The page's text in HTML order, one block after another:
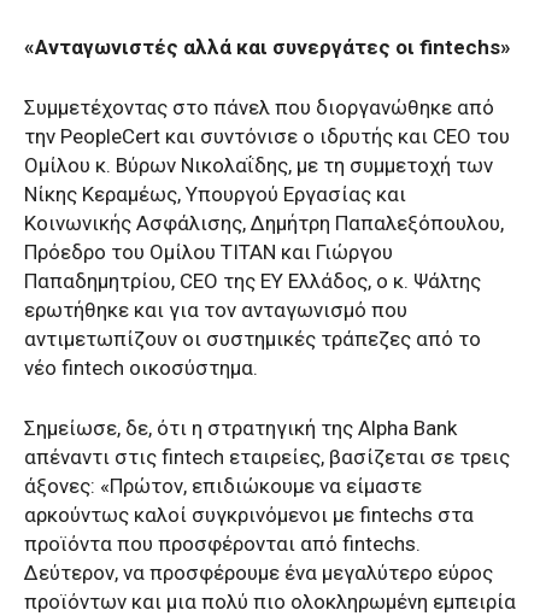
«Ανταγωνιστές αλλά και συνεργάτες οι fintechs»
Συμμετέχοντας στο πάνελ που διοργανώθηκε από
την PeopleCert και συντόνισε ο ιδρυτής και CEO του
Ομίλου κ. Βύρων Νικολαΐδης, με τη συμμετοχή των
Νίκης Κεραμέως, Υπουργού Εργασίας και
Κοινωνικής Ασφάλισης, Δημήτρη Παπαλεξόπουλου,
Πρόεδρο του Ομίλου ΤΙΤΑΝ και Γιώργου
Παπαδημητρίου, CEO της EY Ελλάδος, ο κ. Ψάλτης
ερωτήθηκε και για τον ανταγωνισμό που
αντιμετωπίζουν οι συστημικές τράπεζες από το
νέο fintech οικοσύστημα.
Σημείωσε, δε, ότι η στρατηγική της Alpha Bank
απέναντι στις fintech εταιρείες, βασίζεται σε τρεις
άξονες: «Πρώτον, επιδιώκουμε να είμαστε
αρκούντως καλοί συγκρινόμενοι με fintechs στα
προϊόντα που προσφέρονται από fintechs.
Δεύτερον, να προσφέρουμε ένα μεγαλύτερο εύρος
προϊόντων και μια πολύ πιο ολοκληρωμένη εμπειρία